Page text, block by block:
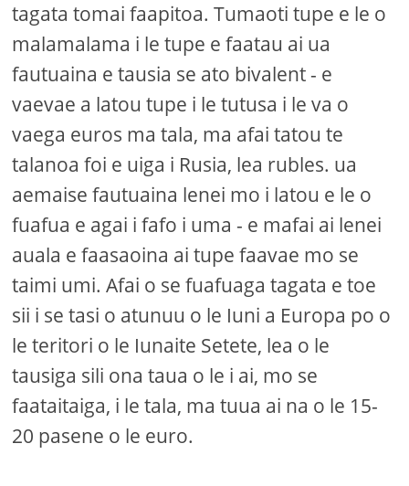
tagata tomai faapitoa. Tumaoti tupe e le o
malamalama i le tupe e faatau ai ua
fautuaina e tausia se ato bivalent - e
vaevae a latou tupe i le tutusa i le va o
vaega euros ma tala, ma afai tatou te
talanoa foi e uiga i Rusia, lea rubles. ua
aemaise fautuaina lenei mo i latou e le o
fuafua e agai i fafo i uma - e mafai ai lenei
auala e faasaoina ai tupe faavae mo se
taimi umi. Afai o se fuafuaga tagata e toe
sii i se tasi o atunuu o le Iuni a Europa po o
le teritori o le Iunaite Setete, lea o le
tausiga sili ona taua o le i ai, mo se
faataitaiga, i le tala, ma tuua ai na o le 15-
20 pasene o le euro.